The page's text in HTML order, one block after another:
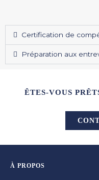
Certification de
Préparation aux
ÊTES-VOUS
À PROPOS